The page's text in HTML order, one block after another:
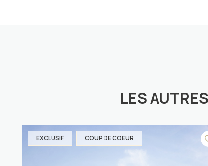
LES
EXCLUSIF COUP DE COEUR